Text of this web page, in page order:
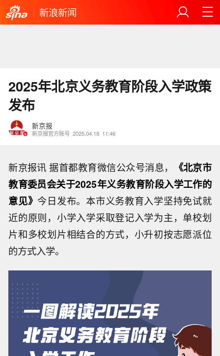
新浪新闻
2025年北京义务教育阶段入学政策
发布
新京报
新京报官方账号 2025.04.18 11:46
新京报讯 据首都教育微信公众号消息，
《北京市
教育委员会关于2025年义务教育阶段入学工作的
意见》 今日发布。本市义务教育入学坚持免试就
近的原则，小学入学采取登记入学为主，单校划
片和多校划片相结合的方式，小升初按志愿派位
的方式入学。